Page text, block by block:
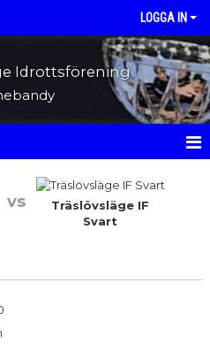
LOGGA IN
Idrottsförening
vs
Träslövsläge IF
Svart